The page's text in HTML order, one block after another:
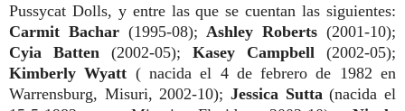
Pussycat Dolls, y entre las que se cuentan las siguientes:
Carmit Bachar(1995-08); Ashley Roberts (2001-10);
Cyia Batten (2002-05); Kasey Campbell (2002-05);
Kimberly Wyatt ( nacida el 4 de febrero de 1982 en
Warrensburg, Misuri, 2002-10); Jessica Sutta (nacida el